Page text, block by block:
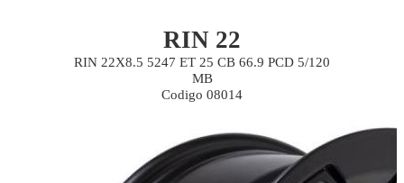
RIN 22
RIN 22X8.5 5247 ET 25 CB 66.9 PCD 5/120
MB
Codigo 08014